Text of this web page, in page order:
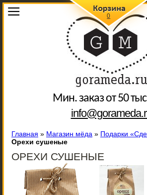
0
Мин. заказ от 50
Главная » Магазин мёда » Подарки
Орехи сушеные
ОРЕХИ СУШЕНЫЕ